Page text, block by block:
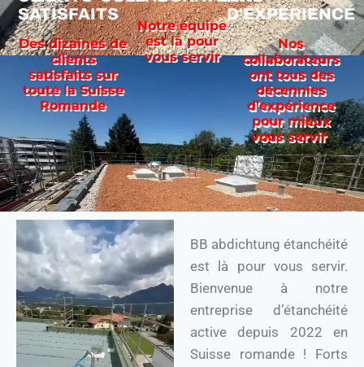
SATISFAITS
Des dizaines de
clients
satisfaits sur
toute la Suisse
Romande
Notre équipe
est là pour
vous servir
D'EXPÉRIENCE
Nos
collaborateurs
ont tous des
décennies
d’expérience
pour mieux
vous servir
BB abdichtung étanchéité
est là pour vous servir.
Bienvenue à notre
entreprise d’étanchéité
active depuis 2022 en
Suisse romande ! Forts